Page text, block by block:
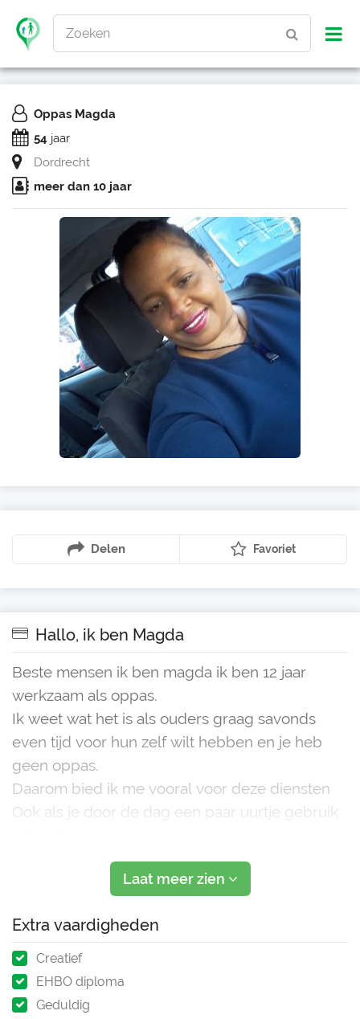
Zoeken
Oppas Magda
54 jaar
Dordrecht
meer dan 10 jaar
Delen Favoriet
Hallo, ik ben Magda
Beste mensen ik ben magda ik ben 12 jaar
werkzaam als oppas.
Ik weet wat het is als ouders graag savonds
even tijd voor hun zelf wilt hebben en je heb
geen oppas.
Daarom bied ik me vooral voor deze diensten
Ook als je door de dag een paar uurtje gebruik
Ik ben een gediplomeerd oppas vol met
ervaring pedagogisch,begeleider,ambulant
Wil je een oppas kan je
Laat meer zien
Extra vaardigheden
Creatief
EHBO diploma
Geduldig